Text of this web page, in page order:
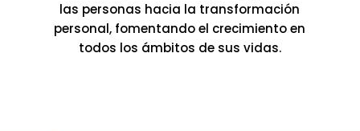
las personas hacia la transformación
personal, fomentando el crecimiento en
todos los ámbitos de sus vidas.